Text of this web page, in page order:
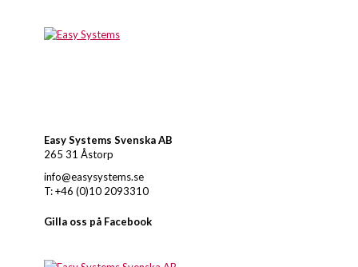
Easy Systems Svenska AB
265 31 Åstorp
info@easysystems.se
T: +46 (0)10 2093310
Gilla oss på Facebook